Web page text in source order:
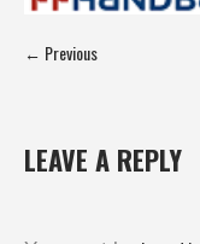
← Previous
LEAVE A REPLY